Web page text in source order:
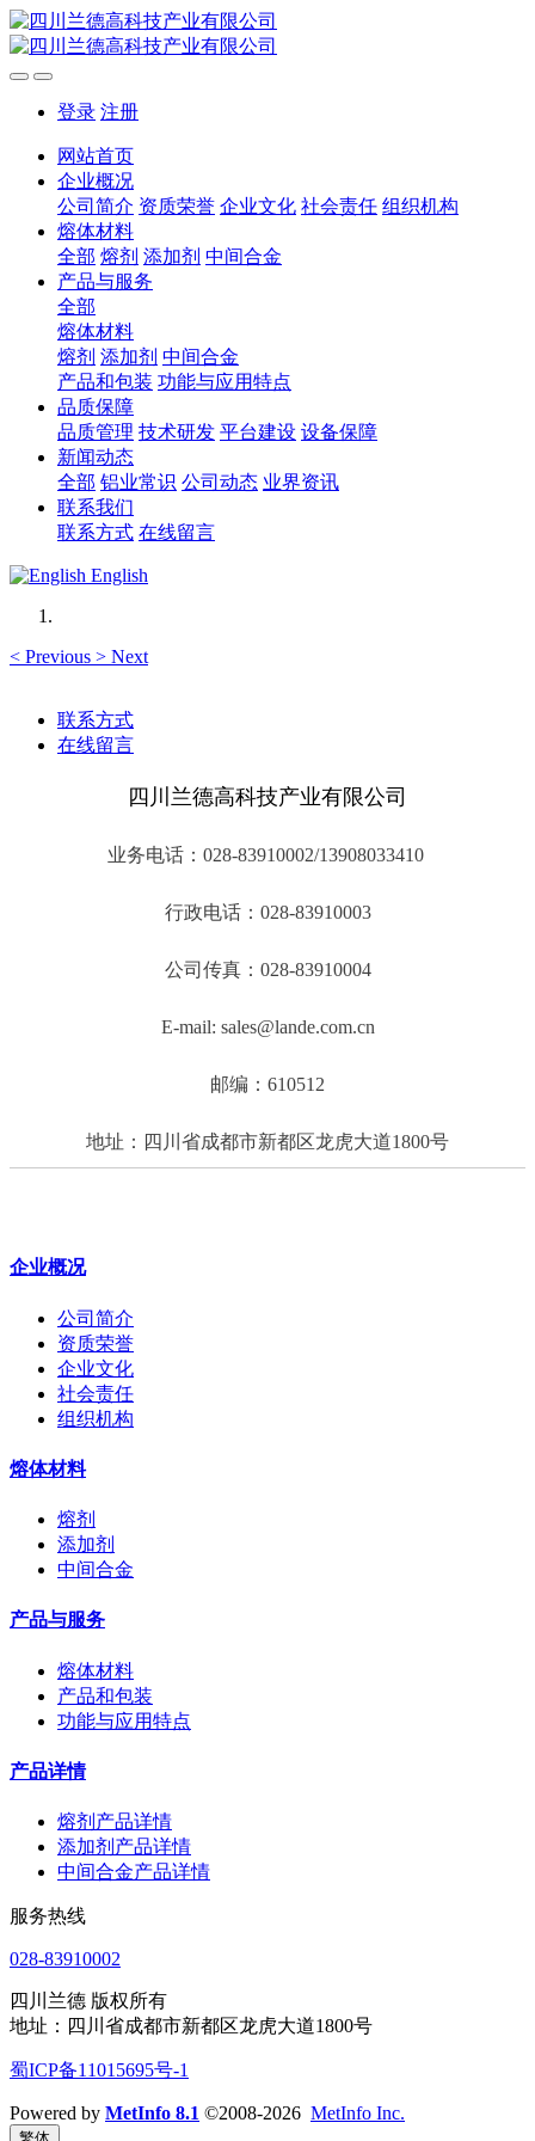
登录 注册
网站首页
企业概况
公司简介 资质荣誉 企业文化 社会责任 组织机构
熔体材料
全部 熔剂 添加剂 中间合金
产品与服务
全部
熔体材料
熔剂 添加剂 中间合金
产品和包装 功能与应用特点
品质保障
品质管理 技术研发 平台建设 设备保障
新闻动态
全部 铝业常识 公司动态 业界资讯
联系我们
联系方式 在线留言
English
< Previous > Next
联系方式
在线留言
四川兰德高科技产业有限公司
业务电话：028-83910002/13908033410
行政电话：028-83910003
公司传真：028-83910004
E-mail: sales@lande.com.cn
邮编：610512
地址：四川省成都市新都区龙虎大道1800号
企业概况
公司简介
资质荣誉
企业文化
社会责任
组织机构
熔体材料
熔剂
添加剂
中间合金
产品与服务
熔体材料
产品和包装
功能与应用特点
产品详情
熔剂产品详情
添加剂产品详情
中间合金产品详情
服务热线
028-83910002
四川兰德 版权所有
地址：四川省成都市新都区龙虎大道1800号
蜀ICP备11015695号-1
Powered by MetInfo 8.1 ©2008-2026 MetInfo Inc.